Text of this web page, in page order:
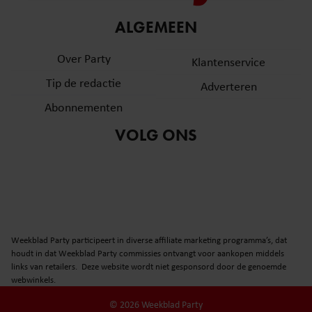
partners voor social media, adverteren en analyse. Deze
informatie die u aan ze heeft verstrekt of die ze hebben
verzameld op basis van uw gebruik van hun services. U
gebruiken.
ALGEMEEN
Over Party
Tip de redactie
Abonnementen
Klantenservice
Adverteren
VOLG ONS
Weekblad Party participeert in diverse affiliate marketing programma’s, dat
houdt in dat Weekblad Party commissies ontvangt voor aankopen middels
links van retailers. Deze website wordt niet gesponsord door de genoemde
webwinkels.
© 2026 Weekblad Party